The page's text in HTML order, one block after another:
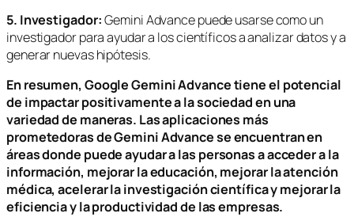
5. Investigador:Gemini Advance puede usarse como un
investigador para ayudar a los científicos a analizar datos y a
generar nuevas hipótesis.
En resumen, Google Gemini Advance tiene el potencial
de impactar positivamente a la sociedad en una
variedad de maneras. Las aplicaciones más
prometedoras de Gemini Advance se encuentran en
áreas donde puede ayudar a las personas a acceder a la
información, mejorar la educación, mejorar la atención
médica, acelerar la investigación científica y mejorar la
eficiencia y la productividad de las empresas.